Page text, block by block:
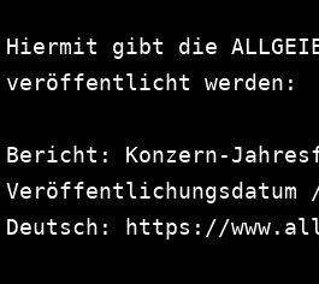
Hiermit gibt die
veröffentlicht werden:
Bericht: Konzern-
Veröffentlichungsdatum
Deutsch: https://